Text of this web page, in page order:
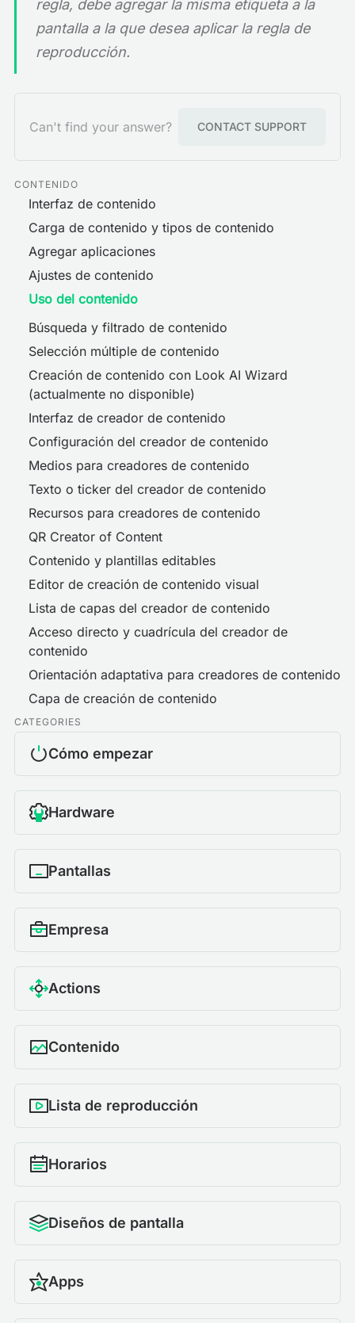
regla, debe agregar la misma etiqueta a la
pantalla a la que desea aplicar la regla de
reproducción.
Can't find your answer? CONTACT SUPPORT
CONTENIDO
Interfaz de contenido
Carga de contenido y tipos de contenido
Agregar aplicaciones
Ajustes de contenido
Uso del contenido
Búsqueda y filtrado de contenido
Selección múltiple de contenido
Creación de contenido con Look AI Wizard
(actualmente no disponible)
Interfaz de creador de contenido
Configuración del creador de contenido
Medios para creadores de contenido
Texto o ticker del creador de contenido
Recursos para creadores de contenido
QR Creator of Content
Contenido y plantillas editables
Editor de creación de contenido visual
Lista de capas del creador de contenido
Acceso directo y cuadrícula del creador de
contenido
Orientación adaptativa para creadores de contenido
Capa de creación de contenido
CATEGORIES
Cómo empezar
Hardware
Pantallas
Empresa
Actions
Contenido
Lista de reproducción
Horarios
Diseños de pantalla
Apps